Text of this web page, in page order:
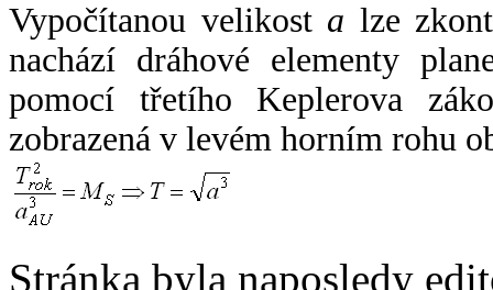
Vypočítanou velikost a lze
nachází dráhové elementy
pomocí třetího Keplerova
zobrazená v levém horním rohu
Stránka byla naposledy